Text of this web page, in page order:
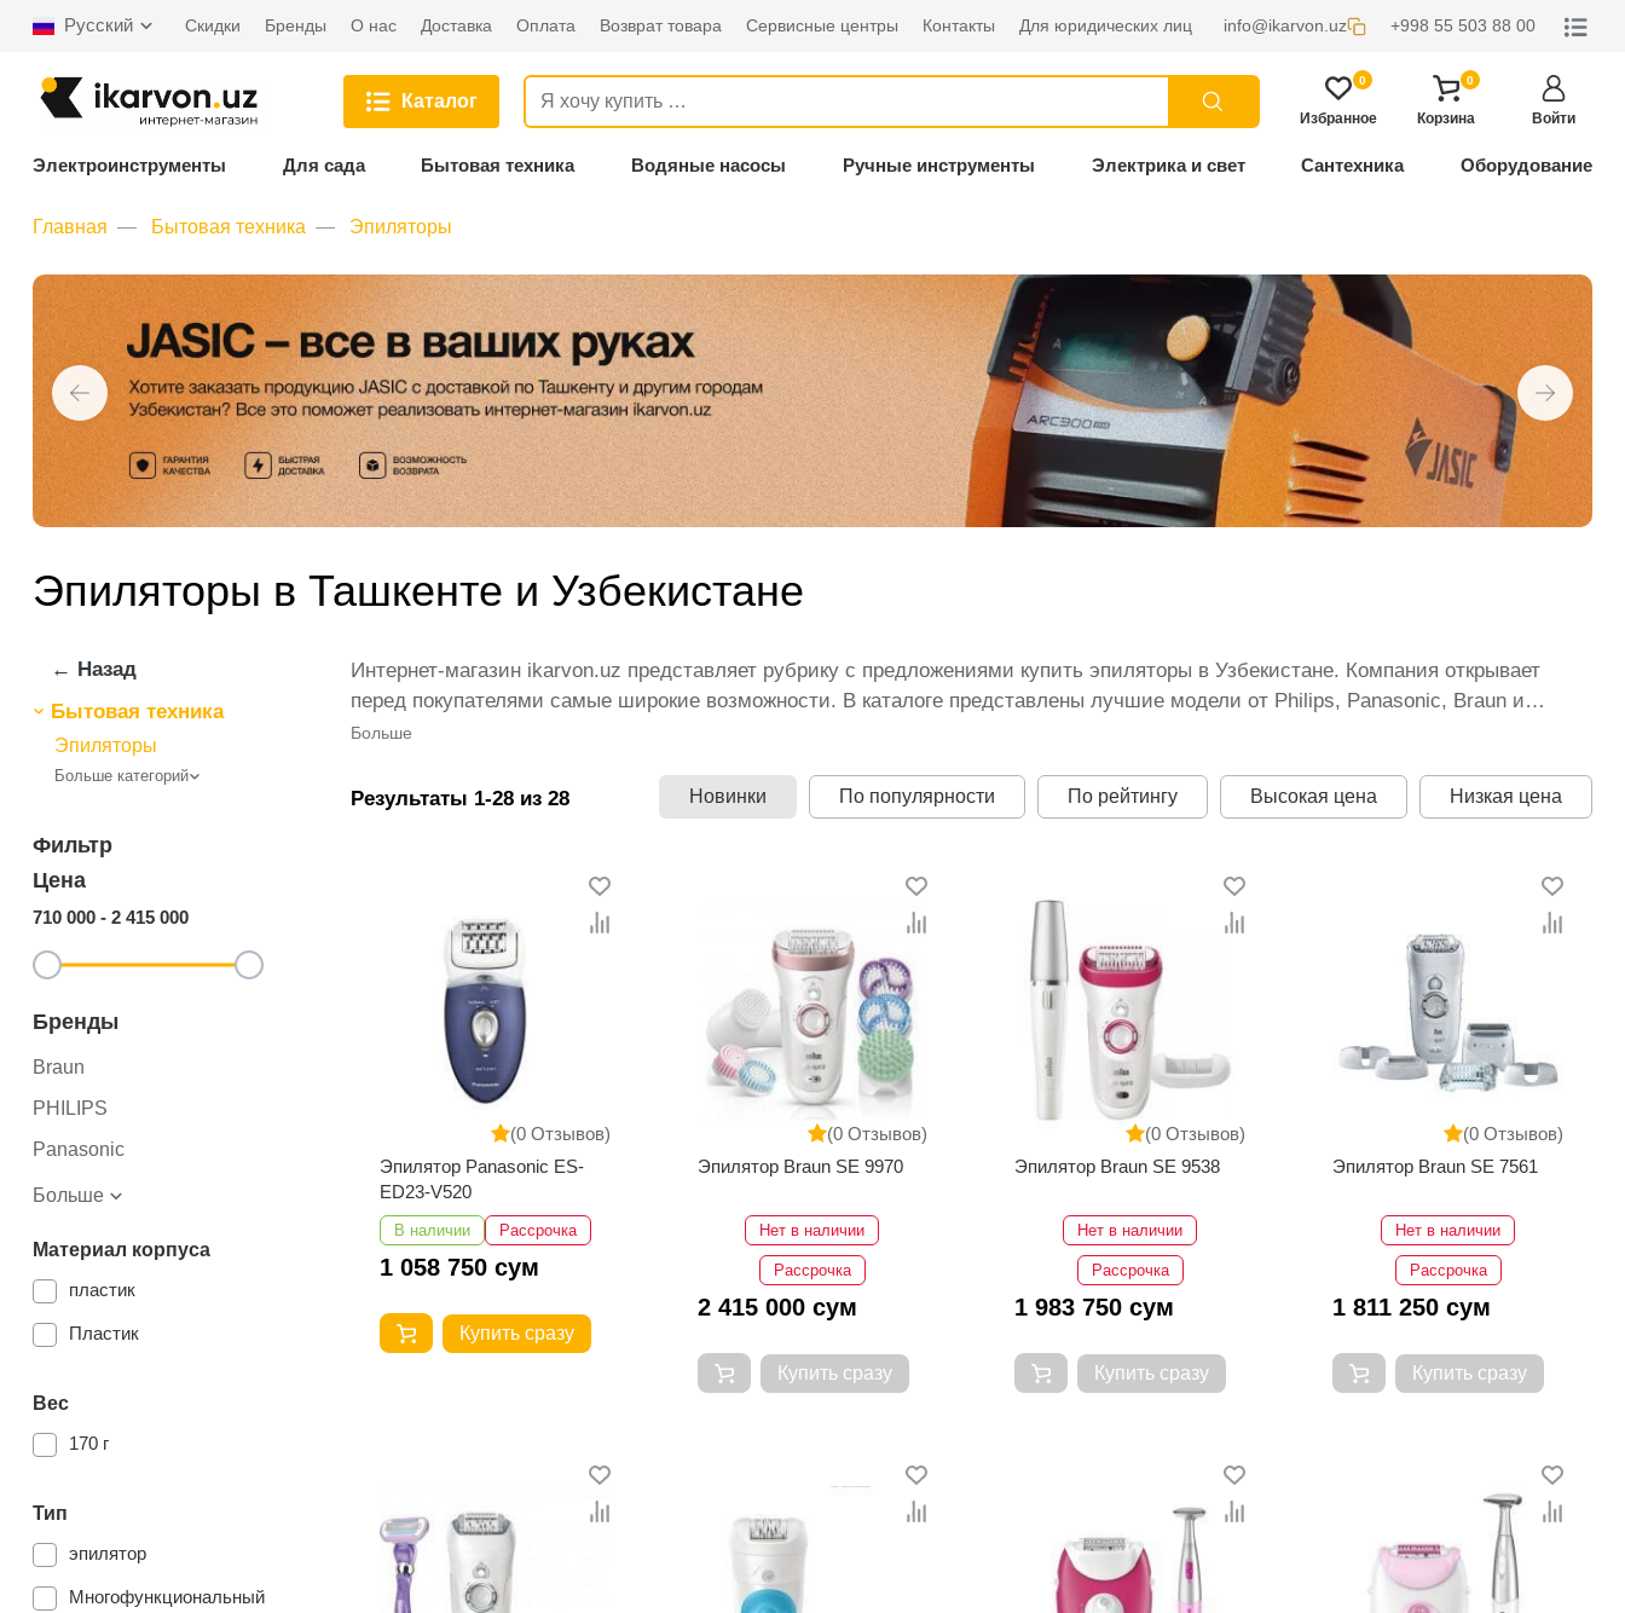
Русский Скидки Бренды О нас Доставка Оплата Возврат товара Сервисные центры Контакты Для юридических лиц info@ikarvon.uz +998 55 503 88 00
Каталог
0
Избранное
0
Корзина Войти
Электроинструменты Для сада Бытовая техника Водяные насосы Ручные инструменты Электрика и свет Сантехника Оборудование
Главная Бытовая техника Эпиляторы
Эпиляторы в Ташкенте и Узбекистане
← Назад
Бытовая техника
Эпиляторы
Больше категорий
Фильтр
Цена
710 000 - 2 415 000
Бренды
Braun
PHILIPS
Panasonic
Больше
Материал корпуса
пластик
Пластик
Вес
170 г
Тип
эпилятор
Многофункциональный
Интернет-магазин ikarvon.uz представляет рубрику с предложениями купить эпиляторы в Узбекистане. Компания открывает
перед покупателями самые широкие возможности. В каталоге представлены лучшие модели от Philips, Panasonic, Braun и
других известных брендов. У нас можно приобрести женские эпиляторы оптом и в розницу, выбрать оптимальный способ
привлекательные скидки и проводим акции, позволяющие сокращать расходы.
Больше
Результаты 1-28 из 28 Новинки По популярности По рейтингу Высокая цена Низкая цена
(0 Отзывов)
Эпилятор Panasonic ES-
ED23-V520
В наличии Рассрочка
1 058 750 сум
Купить сразу
(0 Отзывов)
Эпилятор Braun SE 9970
Нет в наличии
Рассрочка
2 415 000 сум
Купить сразу
(0 Отзывов)
Эпилятор Braun SE 9538
Нет в наличии
Рассрочка
1 983 750 сум
Купить сразу
(0 Отзывов)
Эпилятор Braun SE 7561
Нет в наличии
Рассрочка
1 811 250 сум
Купить сразу